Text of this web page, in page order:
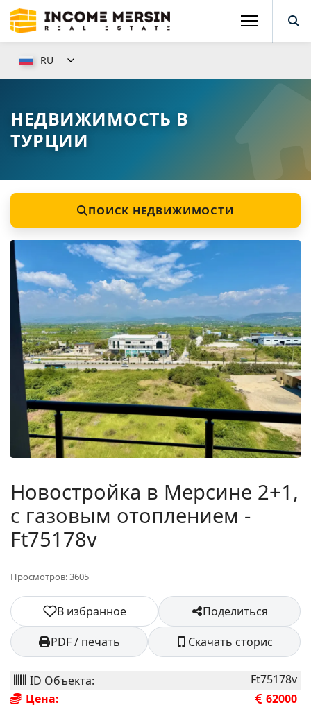
RU
НЕДВИЖИМОСТЬ В
ТУРЦИИ
ПОИСК НЕДВИЖИМОСТИ
Новостройка в Мерсине 2+1,
с газовым отоплением -
Ft75178v
Просмотров: 3605
В избранное
Поделиться
PDF / печать
Скачать сторис
ID Объекта:
Ft75178v
Цена:
62000